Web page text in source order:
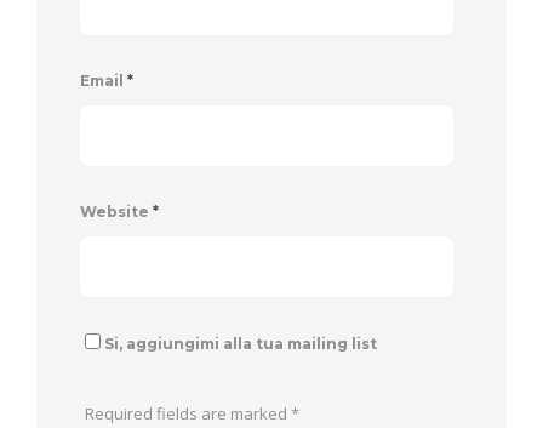
Email *
Website *
Si, aggiungimi alla tua mailing list
Required fields are marked *